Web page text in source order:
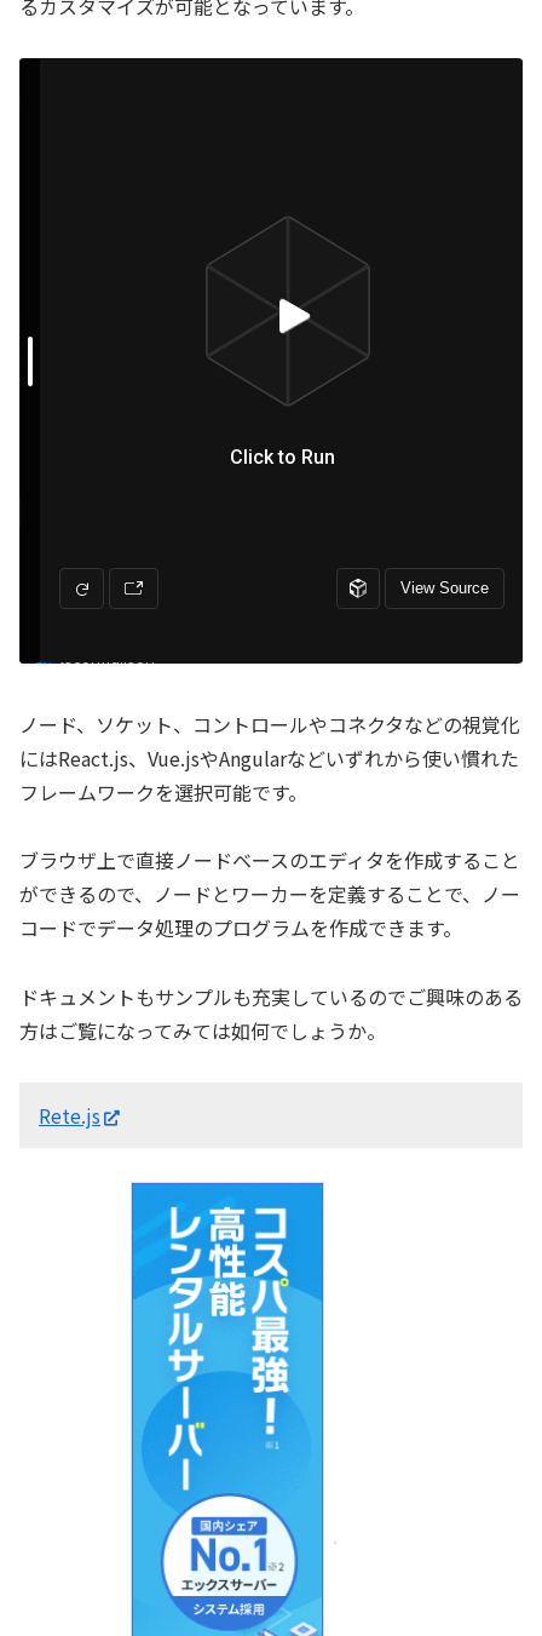
るカスタマイズが可能となっています。
ノード、ソケット、コントロールやコネクタなどの視覚化
にはReact.js、Vue.jsやAngularなどいずれから使い慣れた
フレームワークを選択可能です。
ブラウザ上で直接ノードベースのエディタを作成すること
ができるので、ノードとワーカーを定義することで、ノー
コードでデータ処理のプログラムを作成できます。
ドキュメントもサンプルも充実しているのでご興味のある
方はご覧になってみては如何でしょうか。
Rete.js